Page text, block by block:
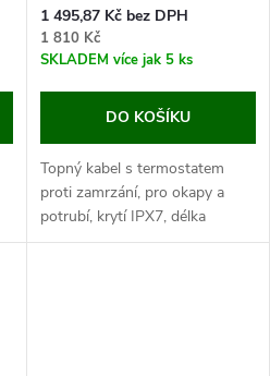
1 495,87 Kč bez DPH
1 810 Kč
SKLADEM více jak 5 ks
DO KOŠÍKU
Topný kabel s termostatem
proti zamrzání, pro okapy a
potrubí, krytí IPX7, délka
topného kabelu 25 m, délka